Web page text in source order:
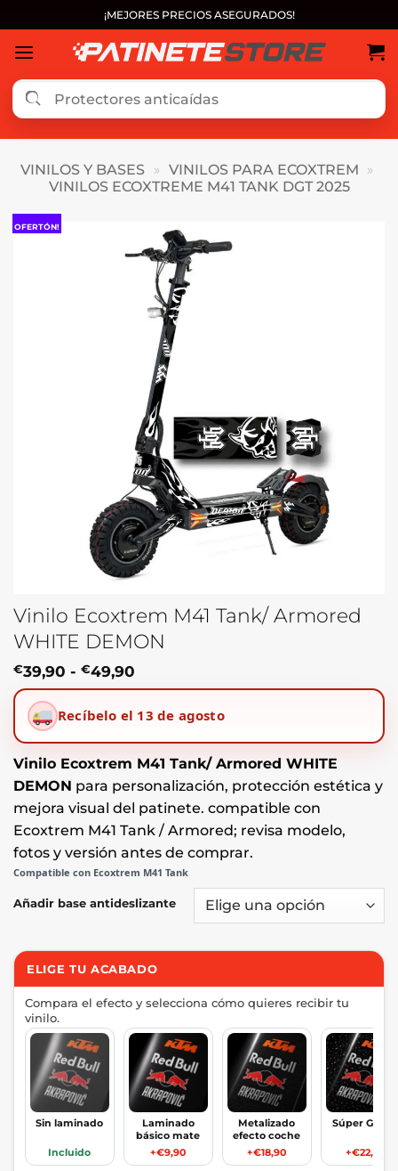
al
contenido
¡MEJORES PRECIOS ASEGURADOS!
VINILOS Y BASES » VINILOS PARA ECOXTREM »
VINILOS ECOXTREME M41 TANK DGT 2025
OFERTÓN!
Vinilo Ecoxtrem M41 Tank/ Armored
WHITE DEMON
€39,90 - €49,90
de
desde
hasta
€49,90
Recíbelo el 13 de agosto
Vinilo Ecoxtrem M41 Tank/ Armored WHITE
DEMON para personalización, protección estética y
mejora visual del patinete. compatible con
Ecoxtrem M41 Tank / Armored; revisa modelo,
fotos y versión antes de comprar.
Compatible con Ecoxtrem M41 Tank
Añadir base antideslizante
ELIGE TU ACABADO
Compara el efecto y selecciona cómo quieres recibir tu
vinilo.
Sin laminado
Incluido
Laminado
básico mate
+€9,90
Metalizado
efecto coche
+€18,90
Súper Glitter
+€22,90